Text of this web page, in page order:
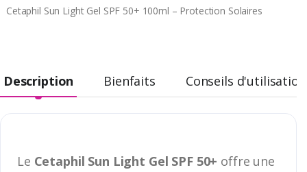
Cetaphil Sun Light Gel SPF 50+ 100ml – Protection Solaires
Description Bienfaits Conseils d'utilisation
Le Cetaphil Sun Light Gel SPF 50+ offre une